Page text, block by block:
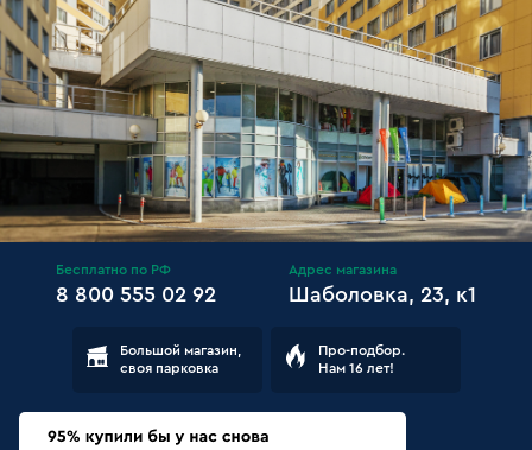
Бесплатно по РФ
8 800 555 02 92
Адрес магазина
Шаболовка, 23, к1
Большой магазин,
своя парковка
Про-подбор.
Нам 16 лет!